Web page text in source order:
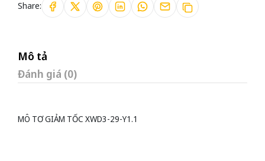
Share:
Mô tả
Đánh giá (0)
MÔ TƠ GIẢM TỐC XWD3-29-Y1.1